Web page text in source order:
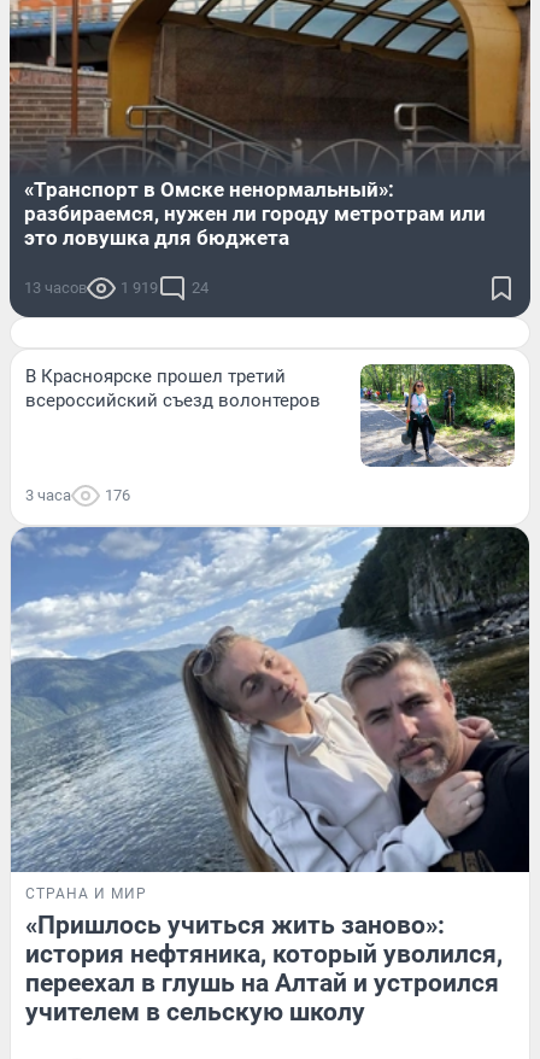
«Транспорт в Омске ненормальный»:
разбираемся, нужен ли городу метротрам или
это ловушка для бюджета
13 часов 1 919 24
В Красноярске прошел третий
всероссийский съезд волонтеров
3 часа 176
СТРАНА И МИР
«Пришлось учиться жить заново»:
история нефтяника, который уволился,
переехал в глушь на Алтай и устроился
учителем в сельскую школу